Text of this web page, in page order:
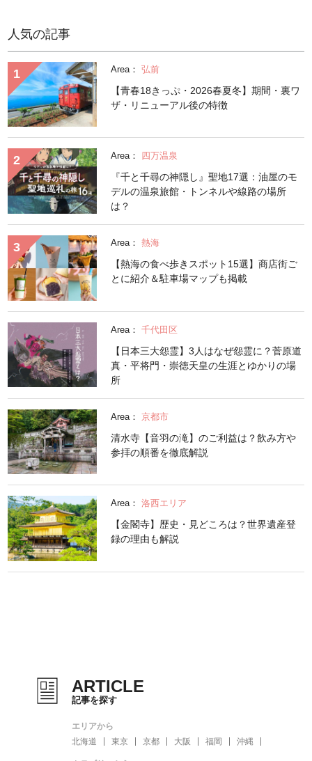
人気の記事
Area： 弘前
【青春18きっぷ・2026春夏冬】期間・裏ワ
ザ・リニューアル後の特徴
Area： 四万温泉
『千と千尋の神隠し』聖地17選：油屋のモ
デルの温泉旅館・トンネルや線路の場所
は？
Area： 熱海
【熱海の食べ歩きスポット15選】商店街ご
とに紹介＆駐車場マップも掲載
Area： 千代田区
【日本三大怨霊】3人はなぜ怨霊に？菅原道
真・平将門・崇徳天皇の生涯とゆかりの場
所
Area： 京都市
清水寺【音羽の滝】のご利益は？飲み方や
参拝の順番を徹底解説
Area： 洛西エリア
【金閣寺】歴史・見どころは？世界遺産登
録の理由も解説
ARTICLE
記事を探す
エリアから
北海道
東京 京都 大阪 福岡 沖縄